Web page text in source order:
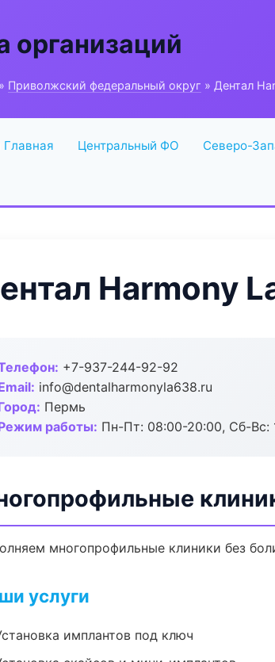
организаций
» Приволжский федеральный округ » Дентал
Главная Центральный ФО Северо-
Harmony
+7-937-244-92-92
info@dentalharmonyla638.ru
Пермь
работы: Пн-Пт: 08:00-20:00, Сб-Вс:
многопрофильные клиники без
услуги
имплантов под ключ